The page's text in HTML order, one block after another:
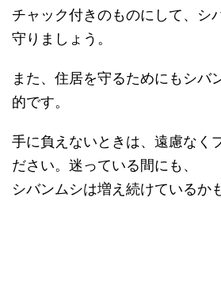
チャック付きのものにして、シ
守りましょう。
また、住居を守るためにもシバ
的です。
手に負えないときは、遠慮なく
ださい。迷っている間にも、
シバンムシは増え続けているか